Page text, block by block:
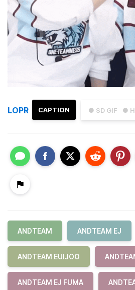
● SD GIF ●
CAPTION
LOPR
ANDTEAM ANDTEAM EJ
ANDTEAM EUIJOO
ANDTEAM EJ FUMA